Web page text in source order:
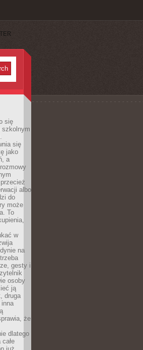
się
szkolnym
się
jako
a
albo
do
może
To
w
na
gesty i
osoby
ją
druga
że
dlatego